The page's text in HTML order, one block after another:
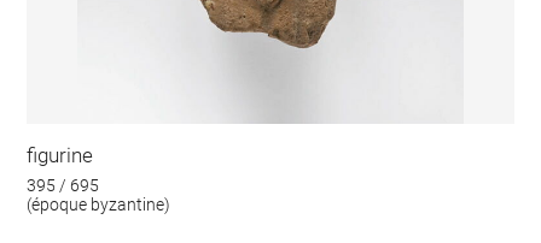
figurine
395 / 695
(époque byzantine)